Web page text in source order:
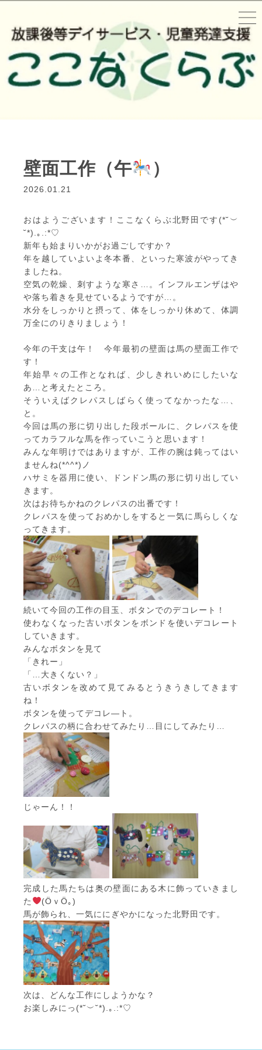
壁面工作（午 ）
2026.01.21
おはようございます！ここなくらぶ北野田です(*˘︶
˘*).｡.:*♡
新年も始まりいかがお過ごしですか？
年を越していよいよ冬本番、といった寒波がやってき
ましたね。
空気の乾燥、刺すような寒さ…。インフルエンザはや
や落ち着きを見せているようですが…。
水分をしっかりと摂って、体をしっかり休めて、体調
万全にのりきりましょう！
今年の干支は午！ 今年最初の壁面は馬の壁面工作で
す！
年始早々の工作となれば、少しきれいめにしたいな
あ…と考えたところ。
そういえばクレパスしばらく使ってなかったな…、
と。
今回は馬の形に切り出した段ボールに、クレパスを使
ってカラフルな馬を作っていこうと思います！
みんな年明けではありますが、工作の腕は鈍ってはい
ませんね(*^^*)ノ
ハサミを器用に使い、ドンドン馬の形に切り出してい
きます。
次はお待ちかねのクレパスの出番です！
クレパスを使っておめかしをすると一気に馬らしくな
ってきます。
続いて今回の工作の目玉、ボタンでのデコレート！
使わなくなった古いボタンをボンドを使いデコレート
していきます。
みんなボタンを見て
「きれー」
「…大きくない？」
古いボタンを改めて見てみるとうきうきしてきます
ね！
ボタンを使ってデコレ―ト。
クレパスの柄に合わせてみたり…目にしてみたり…
じゃーん！！
完成した馬たちは奥の壁面にある木に飾っていきまし
た
(ӦｖӦ｡)
馬が飾られ、一気ににぎやかになった北野田です。
次は、どんな工作にしようかな？
お楽しみにっ(*˘︶˘*).｡.:*♡